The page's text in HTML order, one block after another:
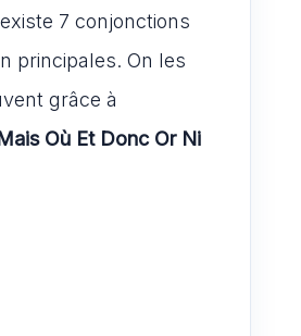
7 conjonctions
principales. On les
grâce à
Où Et Donc Or Ni